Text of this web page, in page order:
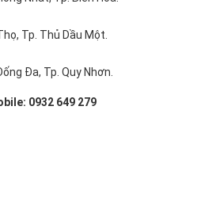
Tp. Thủ Dầu Một.
Đa, Tp. Quy Nhơn.
0932 649 279